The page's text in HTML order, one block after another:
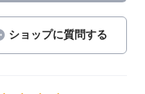
ショップに質問する